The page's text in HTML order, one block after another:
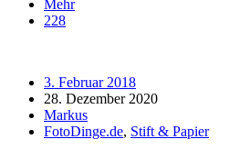
Mehr
228
3. Februar 2018
28. Dezember 2020
Markus
FotoDinge.de, Stift & Papier